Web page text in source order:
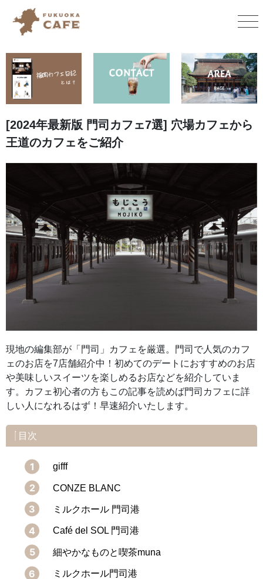
[2024年最新版 門司カフェ7選] 穴場カフェから
王道のカフェをご紹介
現地の編集部が「門司」カフェを厳選。門司で人気のカフ
ェのお店を7店舗紹介中！初めてのデートにおすすめのお店
や美味しいスイーツを楽しめるお店などを紹介していま
す。カフェ初心者の方もこの記事を読めば門司カフェに詳
しい人になれるはず！早速紹介いたします。
目次
gifff
CONZE BLANC
ミルクホール 門司港
Café del SOL 門司港
細やかなものと喫茶muna
ミルクホール門司港